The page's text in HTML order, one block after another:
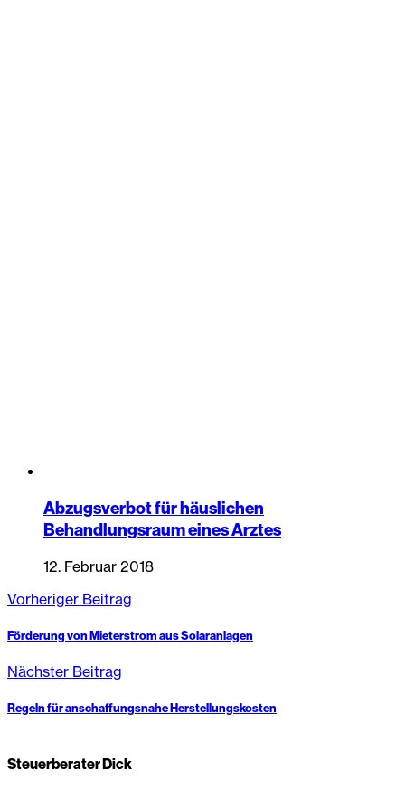
Abzugsverbot für häuslichen
Behandlungsraum eines Arztes
12. Februar 2018
Vorheriger Beitrag
Förderung von Mieterstrom aus Solaranlagen
Nächster Beitrag
Regeln für anschaffungsnahe Herstellungskosten
Steuerberater Dick